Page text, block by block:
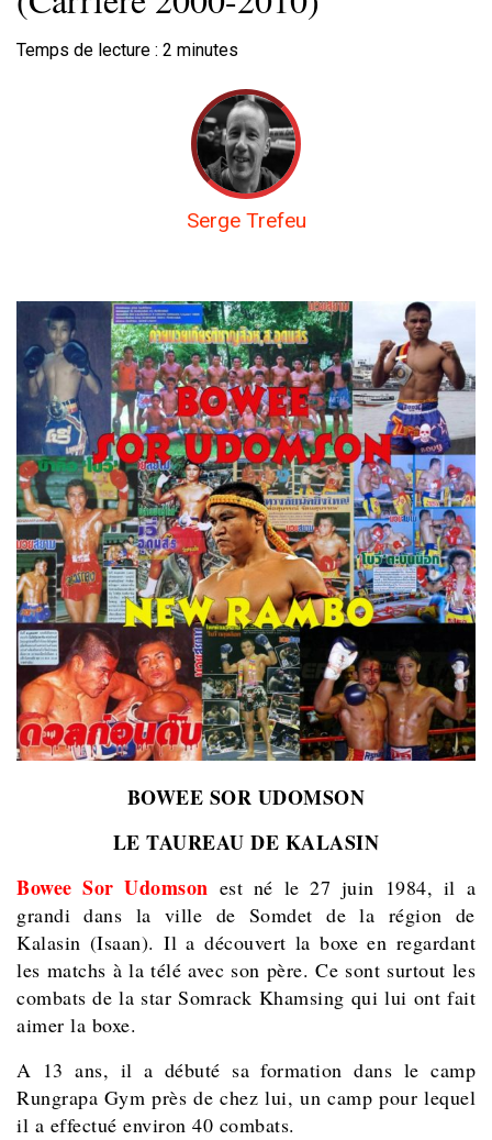
Temps de lecture : 2 minutes
Serge Trefeu
BOWEE SOR UDOMSON
LE TAUREAU DE KALASIN
Bowee Sor Udomson est né le 27 juin 1984, il a
grandi dans la ville de Somdet de la région de
Kalasin (Isaan). Il a découvert la boxe en regardant
les matchs à la télé avec son père. Ce sont surtout les
combats de la star Somrack Khamsing qui lui ont fait
aimer la boxe.
A 13 ans, il a débuté sa formation dans le camp
Rungrapa Gym près de chez lui, un camp pour lequel
il a effectué environ 40 combats.